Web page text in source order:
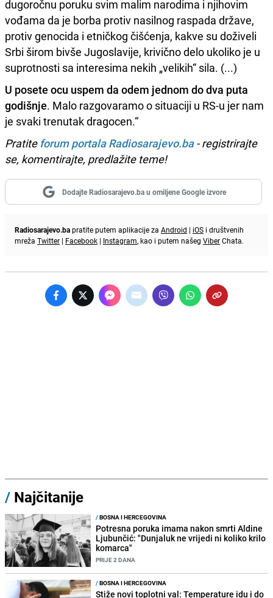
dugoročnu poruku svim malim narodima i njihovim
vođama da je borba protiv nasilnog raspada države,
protiv genocida i etničkog čišćenja, kakve su doživeli
Srbi širom bivše Jugoslavije, krivično delo ukoliko je u
suprotnosti sa interesima nekih „velikih“ sila. (...)
U posete ocu uspem da odem jednom do dva puta
godišnje. Malo razgovaramo o situaciji u RS-u jer nam
je svaki trenutak dragocen.“
Pratite forum portala Radiosarajevo.ba- registrirajte
se, komentirajte, predlažite teme!
Dodajte Radiosarajevo.ba u omiljene Google izvore
Radiosarajevo.bapratite putem aplikacije za Android | iOS i društvenih
mreža Twitter | Facebook | Instagram, kao i putem našeg ViberChata.
/ Najčitanije
/BOSNA I HERCEGOVINA
Potresna poruka imama nakon smrti Aldine
Ljubunčić: "Dunjaluk ne vrijedi ni koliko krilo
komarca"
PRIJE 2 DANA
/BOSNA I HERCEGOVINA
Stiže novi toplotni val: Temperature idu i do